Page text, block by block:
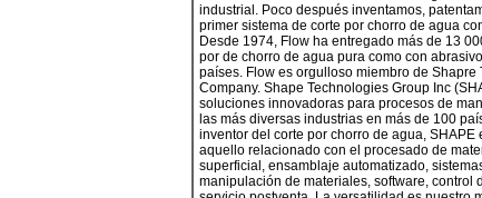
industrial. Poco después inventamos,
primer sistema de corte por chorro de agua
Desde 1974, Flow ha entregado más de 13
por de chorro de agua pura como con
países. Flow es orgulloso miembro de Shapre
Company. Shape Technologies Group Inc
soluciones innovadoras para procesos de
las más diversas industrias en más de 100
inventor del corte por chorro de agua, SHAPE
aquello relacionado con el procesado de
superficial, ensamblaje automatizado,
manipulación de materiales, software, control